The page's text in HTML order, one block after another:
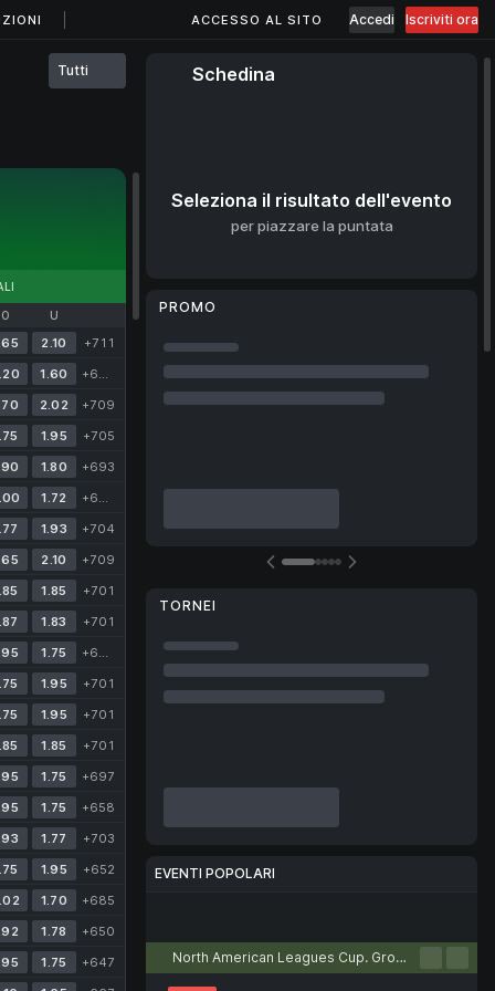
ACCESSO AL SITO Accedi Iscriviti ora
Tutti
O U
2.10
+711
1.60
2.02
+709
1.95
+705
1.80
+693
1.72
1.93
+704
2.10
+709
1.85
+701
1.83
+701
1.75
1.95
+701
1.95
+701
1.85
+701
1.75
+697
1.75
+658
1.77
+703
1.95
+652
1.70
+685
1.78
+650
1.75
+647
Schedina
Seleziona il risultato dell'evento
per piazzare la puntata
PROMO
CASHBACK IN CRIPTOVALUTA
10% di cashback
per ogni deposito
TORNEI
EVENTI POPOLARI
North American Leagues Cup. Group stage